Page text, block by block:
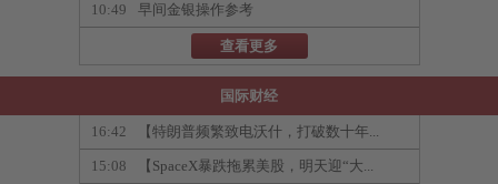
10:49 早间金银操作参考
查看更多
国际财经
16:42 【特朗普频繁致电沃什，打破数十年...
15:08 【SpaceX暴跌拖累美股，明天迎“大...